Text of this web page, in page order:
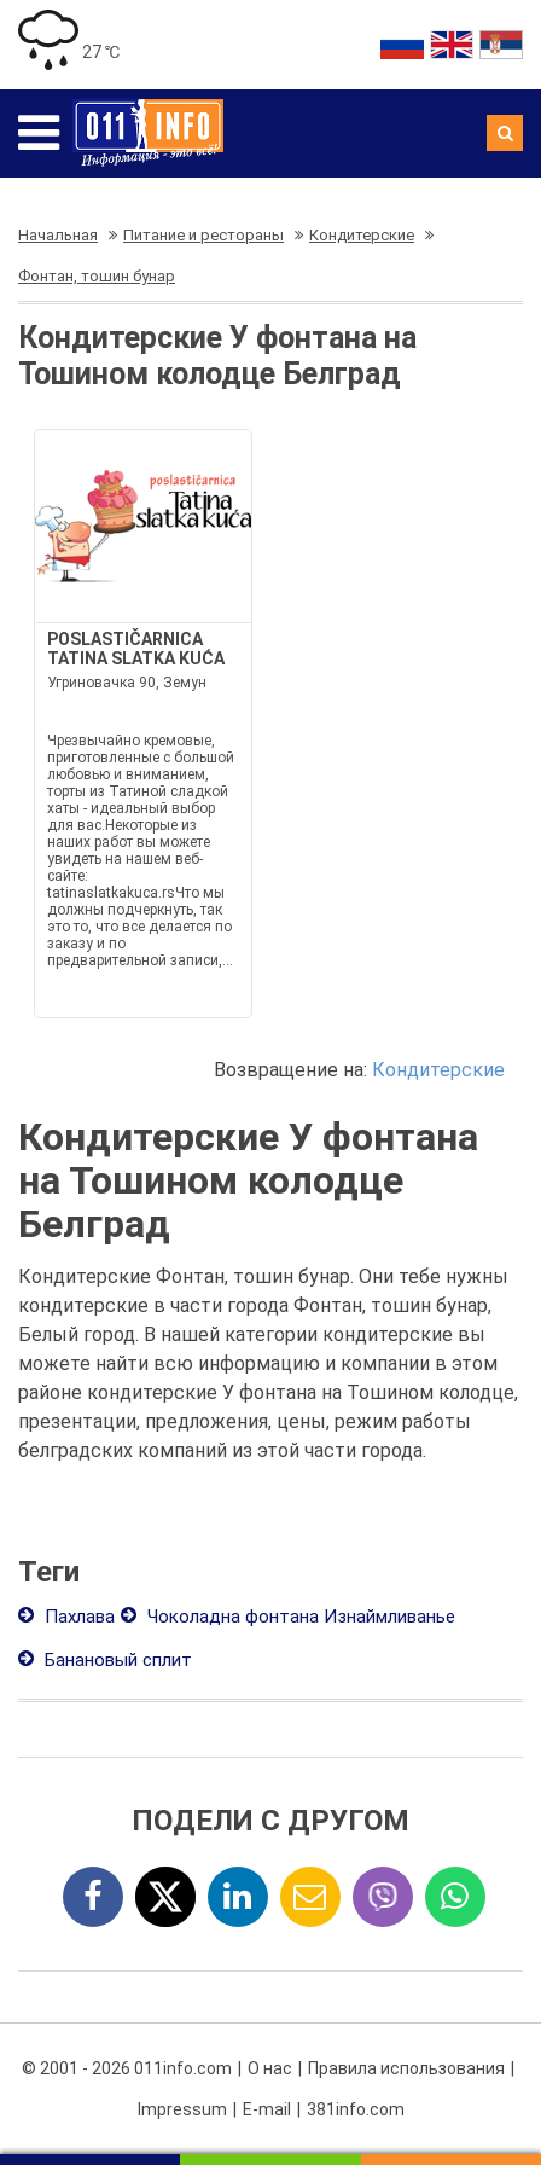
27 ℃
Начальная Питание и рестораны Кондитерские
Фонтан, тошин бунар
Кондитерские У фонтана на
Тошином колодце Белград
POSLASTIČARNICA
TATINA SLATKA KUĆA
Угриновачка 90, Земун
Чрезвычайно кремовые,
приготовленные с большой
любовью и вниманием,
торты из Татиной сладкой
хаты - идеальный выбор
для вас.Некоторые из
наших работ вы можете
увидеть на нашем веб-
сайте:
tatinaslatkakuca.rsЧто мы
должны подчеркнуть, так
это то, что все делается по
заказу и по
предварительной записи,...
Возвращение на: Кондитерские
Кондитерские У фонтана
на Тошином колодце
Белград
Кондитерские Фонтан, тошин бунар. Они тебе нужны
кондитерские в части города Фонтан, тошин бунар,
Белый город. В нашей категории кондитерские вы
можете найти всю информацию и компании в этом
районе кондитерские У фонтана на Тошином колодце,
презентации, предложения, цены, режим работы
белградских компаний из этой части города.
Теги
Пахлава
Чоколадна фонтана Изнаймливанье
Банановый сплит
ПОДЕЛИ С ДРУГОМ
© 2001 - 2026 011info.com О нас Правила использования
Impressum E-mail 381info.com